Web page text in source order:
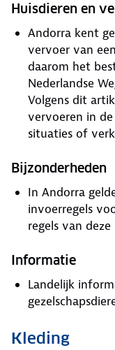
Huisdieren en
Andorra kent
vervoer van
daarom het
Nederlandse
Volgens dit
vervoeren in
situaties of
Bijzonderheden
In Andorra
invoerregels
regels van
Informatie
Landelijk
Kleding